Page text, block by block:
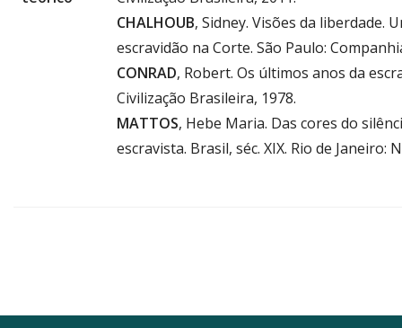
CHALHOUB, Sidney. Visões da liberdade.
escravidão na Corte. São Paulo:
CONRAD, Robert. Os últimos anos da
Civilização Brasileira, 1978.
MATTOS, Hebe Maria. Das cores do
escravista. Brasil, séc. XIX. Rio de Janeiro: